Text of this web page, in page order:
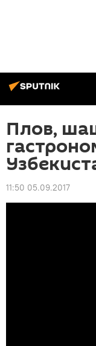
Плов,
11:50 05.09.2017